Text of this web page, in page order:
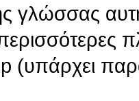
γλώσσας
(υπάρχει